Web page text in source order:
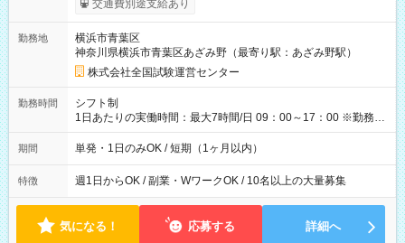
り！】 希望される場合、勤務から1週間ほどで給与の一部を受け
例】 ・河合塾模擬試験 8:30～17:30（休憩1時間） 時給1,300円
×8時間＝日収10,400円＋交通費 ※当日の役割により時給＋100
円の場合あり ・国家試験 7:00～13:30（休憩なし） 時給1,300
円（役割手当＋100円）×6時間＝日収8,400円＋交通費 【試用期
間】試用期間なし
交通費別途支給あり
勤務地
横浜市青葉区
神奈川県横浜市青葉区あざみ野（最寄り駅：あざみ野駅）
株式会社全国試験運営センター
勤務時間
シフト制
1日あたりの実働時間：最大7時間/日 09：00～17：00 ※勤務時
間は 試験により異なります。
期間 単発・1日のみOK / 短期（1ヶ月以内）
特徴 週1日からOK / 副業・WワークOK / 10名以上の大量募集
気になる！ 応募する 詳細へ